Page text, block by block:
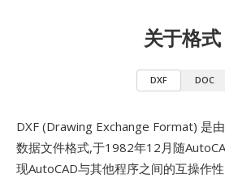
关于格式
DXF DOC
DXF (Drawing Exchange Format) 是由
数据文件格式,于1982年12月随
现AutoCAD与其他程序之间的互操作